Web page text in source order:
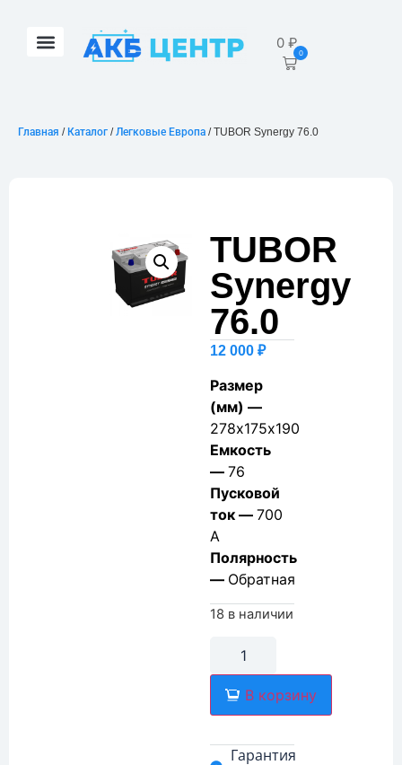
0₽
0
Главная / Каталог /Легковые Европа / TUBOR Synergy 76.0
TUBOR
Synergy
76.0
12 000 ₽
Размер
(мм) —
278х175х190
Емкость
— 76
Пусковой
ток — 700
А
Полярность
— Обратная
18 в наличии
В корзину
Гарантия